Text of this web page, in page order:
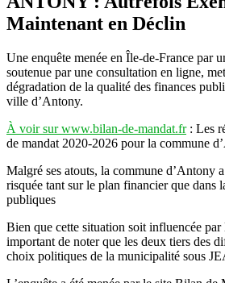
Maintenant en Déclin
Une enquête menée en Île-de-France par
soutenue par une consultation en ligne,
dégradation de la qualité des finances
ville d’Antony.
À voir sur www.bilan-de-mandat.fr: Les
de mandat 2020-2026 pour la commune
Malgré ses atouts, la commune d’Antony
risquée tant sur le plan financier que dans
publiques
Bien que cette situation soit influencée
important de noter que les deux tiers des
choix politiques de la municipalité sous